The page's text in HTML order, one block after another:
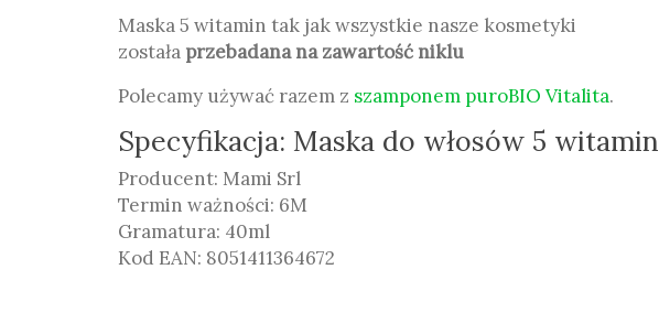
Maska 5 witamin tak jak wszystkie nasze kosmetyki
została przebadana na zawartość niklu
Polecamy używać razem z szamponem puroBIO Vitalita.
Specyfikacja: Maska do włosów 5 witamin
Producent: Mami Srl
Termin ważności: 6M
Gramatura: 40ml
Kod EAN: 8051411364672